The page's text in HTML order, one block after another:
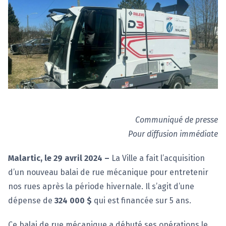
Communiqué de presse
Pour diffusion immédiate
Malartic, le 29 avril 2024 – La Ville a fait l’acquisition
d’un nouveau balai de rue mécanique pour entretenir
nos rues après la période hivernale. Il s’agit d’une
dépense de 324 000 $ qui est financée sur 5 ans.